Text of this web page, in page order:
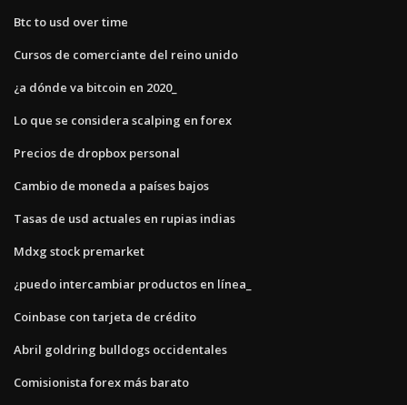
Btc to usd over time
Cursos de comerciante del reino unido
¿a dónde va bitcoin en 2020_
Lo que se considera scalping en forex
Precios de dropbox personal
Cambio de moneda a países bajos
Tasas de usd actuales en rupias indias
Mdxg stock premarket
¿puedo intercambiar productos en línea_
Coinbase con tarjeta de crédito
Abril goldring bulldogs occidentales
Comisionista forex más barato